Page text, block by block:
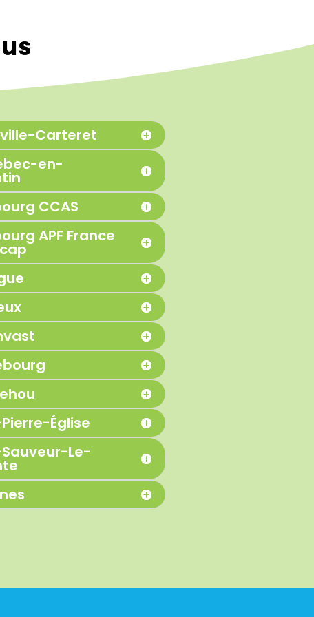
Carteret
en-
CCAS
APF France
Église
Le-